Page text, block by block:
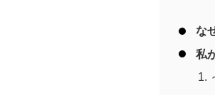
な
私